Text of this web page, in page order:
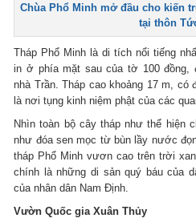
Chùa Phổ Minh mở đầu cho kiến
tại thôn
Tháp Phổ Minh là di tích nổi tiếng
in ở phía mặt sau của tờ 100 đồng,
nhà Trần. Tháp cao khoảng 17 m, có
là nơi tụng kinh niệm phật của các
Nhìn toàn bộ cây tháp như thể hiện
như đóa sen mọc từ bùn lầy nước
tháp Phổ Minh vươn cao trên trời
chính là những di sản quý báu của
của nhân dân Nam Định.
Vườn Quốc gia Xuân Thủy